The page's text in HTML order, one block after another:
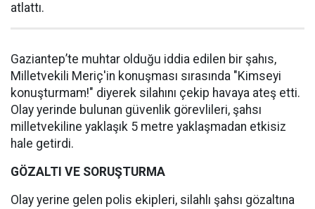
atlattı.
Gaziantep’te muhtar olduğu iddia edilen bir şahıs,
Milletvekili Meriç'in konuşması sırasında "Kimseyi
konuşturmam!" diyerek silahını çekip havaya ateş etti.
Olay yerinde bulunan güvenlik görevlileri, şahsı
milletvekiline yaklaşık 5 metre yaklaşmadan etkisiz
hale getirdi.
GÖZALTI VE SORUŞTURMA
Olay yerine gelen polis ekipleri, silahlı şahsı gözaltına